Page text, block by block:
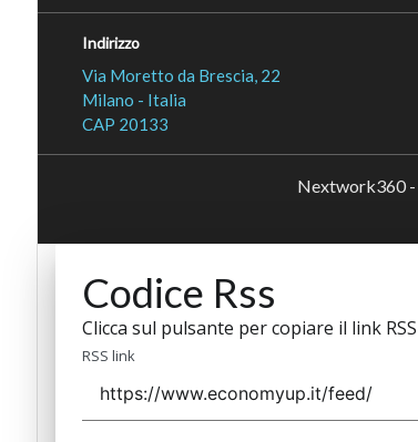
Indirizzo
Via Moretto da Brescia, 22
Milano - Italia
CAP 20133
Nextwork360 -
Codice Rss
Clicca sul pulsante per copiare il link
RSS link